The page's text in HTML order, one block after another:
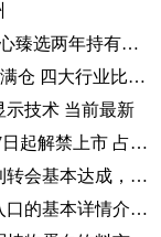
全球热推荐：6月21日基金净值：信澳匠心臻选两年持有期混合最新净值1.1771，跌4.47%
观察：A股质押“群像”：63家公司大股东满仓 四大行业比例大降
示技术 当前最新
亚香股份：2303.62万股限售股将于6月27日起解禁上市 占公司总股本的28.51%
意甲媒体透露：米兰与纽卡斯尔就托纳利转会基本达成，球员已答应 环球新资讯
青岛海底隧道入口（关于青岛海底隧道入口的基本详情介绍）